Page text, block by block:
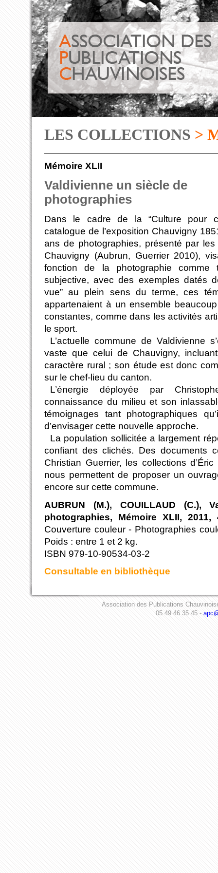
LES COLLECTIONS >
Mémoire XLII
Valdivienne un siècle de
photographies
Dans le cadre de la “Culture pour
catalogue de l’exposition Chauvigny
ans de photographies, présenté par
Chauvigny (Aubrun, Guerrier 2010),
fonction de la photographie comme
subjective, avec des exemples datés
vue” au plein sens du terme, ces
appartenaient à un ensemble
constantes, comme dans les activités
le sport.
L’actuelle commune de Valdivienne
vaste que celui de Chauvigny,
caractère rural ; son étude est donc
sur le chef-lieu du canton.
L’énergie déployée par
connaissance du milieu et son
témoignages tant photographiques
d’envisager cette nouvelle approche.
La population sollicitée a largement
confiant des clichés. Des documents
Christian Guerrier, les collections
nous permettent de proposer un
encore sur cette commune.
AUBRUN (M.), COUILLAUD (C.),
photographies, Mémoire XLII,
Couverture couleur - Photographies
Poids : entre 1 et 2 kg.
ISBN 979-10-90534-03-2
Consultable en bibliothèque
Association des Publications
05 49 46 35 45 -